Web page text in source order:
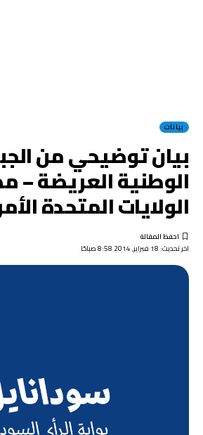
بيانات
بيان توضيحي من
الوطنية العريضة –
الولايات المتحدة
اخر تحديث: 18 فبراير, 2014 8:58 صباحًا